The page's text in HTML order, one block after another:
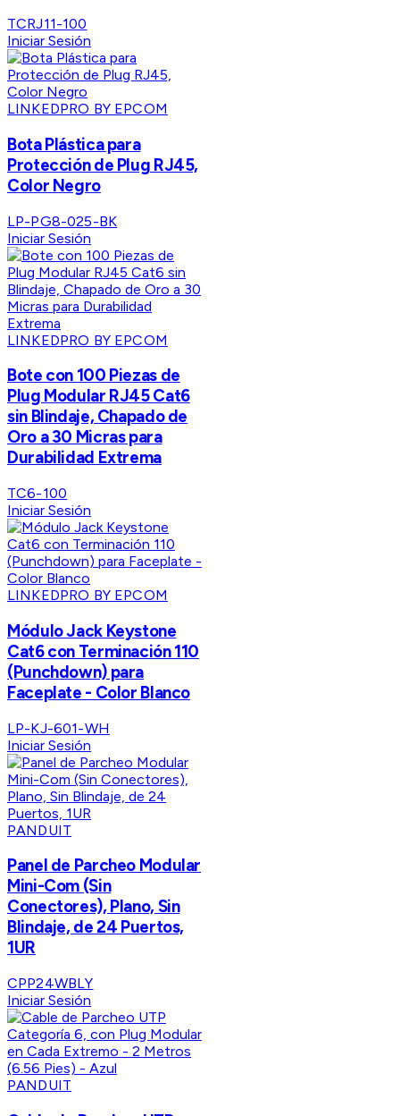
TCRJ11-100
Iniciar Sesión
LINKEDPRO BY EPCOM
Bota Plástica para
Protección de Plug RJ45,
Color Negro
LP-PG8-025-BK
Iniciar Sesión
LINKEDPRO BY EPCOM
Bote con 100 Piezas de
Plug Modular RJ45 Cat6
sin Blindaje, Chapado de
Oro a 30 Micras para
Durabilidad Extrema
TC6-100
Iniciar Sesión
LINKEDPRO BY EPCOM
Módulo Jack Keystone
Cat6 con Terminación 110
(Punchdown) para
Faceplate - Color Blanco
LP-KJ-601-WH
Iniciar Sesión
PANDUIT
Panel de Parcheo Modular
Mini-Com (Sin
Conectores), Plano, Sin
Blindaje, de 24 Puertos,
1UR
CPP24WBLY
Iniciar Sesión
PANDUIT